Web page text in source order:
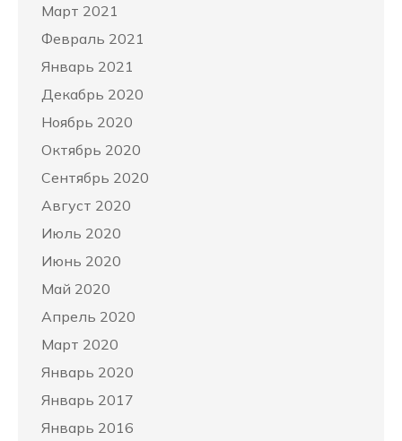
Март 2021
Февраль 2021
Январь 2021
Декабрь 2020
Ноябрь 2020
Октябрь 2020
Сентябрь 2020
Август 2020
Июль 2020
Июнь 2020
Май 2020
Апрель 2020
Март 2020
Январь 2020
Январь 2017
Январь 2016